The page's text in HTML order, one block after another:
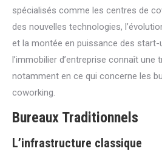
spécialisés comme les centres de
des nouvelles technologies,
et la montée en puissance des start-
l’immobilier d’entreprise connaît
notamment en ce qui concerne les
coworking.
Bureaux Traditionnels
L’infrastructure classique